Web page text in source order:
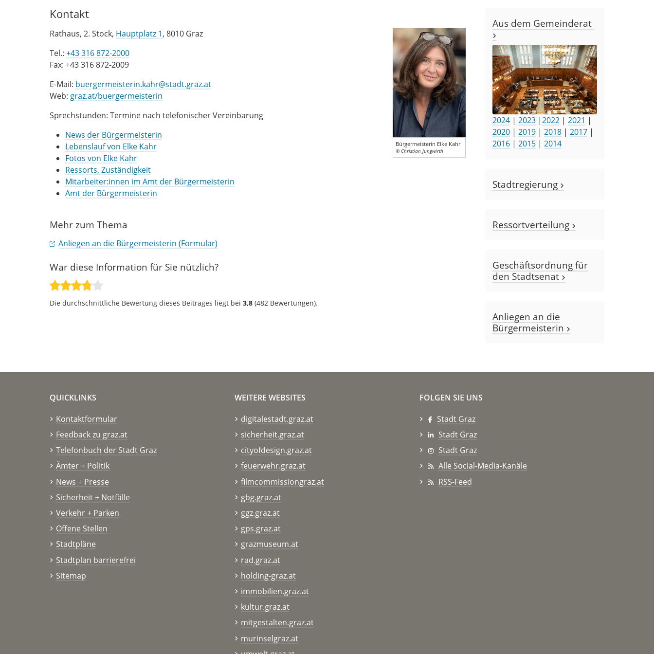
Kontakt
Bürgermeisterin Elke Kahr
© Christian Jungwirth
Rathaus, 2. Stock, Hauptplatz 1, 8010 Graz
Tel.: +43 316 872-2000
Fax: +43 316 872-2009
E-Mail: buergermeisterin.kahr@stadt.graz.at
Web: graz.at/buergermeisterin
Sprechstunden: Termine nach telefonischer Vereinbarung
News der Bürgermeisterin
Lebenslauf von Elke Kahr
Fotos von Elke Kahr
Ressorts, Zuständigkeit
Mitarbeiter:innen im Amt der Bürgermeisterin
Amt der Bürgermeisterin
Mehr zum Thema
Anliegen an die Bürgermeisterin (Formular)
War diese Information für Sie nützlich?
Die durchschnittliche Bewertung dieses Beitrages liegt bei 3,8 (482 Bewertungen).
Aus dem Gemeinderat
2024 | 2023 |2022 | 2021 |
2020 | 2019 | 2018 | 2017 |
2016 | 2015 | 2014
Stadtregierung
Ressortverteilung
Geschäftsordnung für
den Stadtsenat
Anliegen an die
Bürgermeisterin
QUICKLINKS
Kontaktformular
Feedback zu graz.at
Telefonbuch der Stadt Graz
Ämter + Politik
News + Presse
Sicherheit + Notfälle
Verkehr + Parken
Offene Stellen
Stadtpläne
Stadtplan barrierefrei
Sitemap
WEITERE WEBSITES
digitalestadt.graz.at
sicherheit.graz.at
cityofdesign.graz.at
feuerwehr.graz.at
filmcommissiongraz.at
gbg.graz.at
ggz.graz.at
gps.graz.at
grazmuseum.at
rad.graz.at
holding-graz.at
immobilien.graz.at
kultur.graz.at
mitgestalten.graz.at
murinselgraz.at
FOLGEN SIE UNS
Stadt Graz
Stadt Graz
Stadt Graz
Alle Social-Media-Kanäle
RSS-Feed